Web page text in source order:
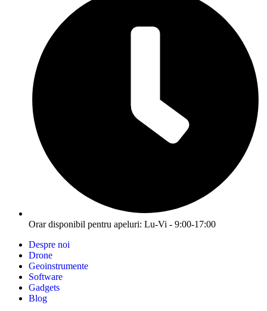
Orar disponibil pentru apeluri: Lu-Vi - 9:00-17:00
Despre noi
Drone
Geoinstrumente
Software
Gadgets
Blog